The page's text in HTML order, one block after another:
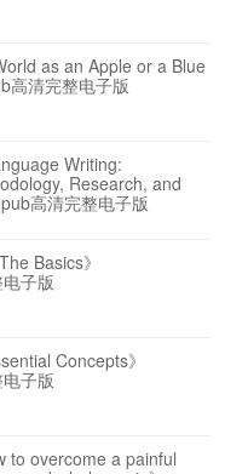
as an Apple or a Blue
高清完整电子版
Writing:
Research, and
高清完整电子版
Basics》
子版
Concepts》
子版
to overcome a painful